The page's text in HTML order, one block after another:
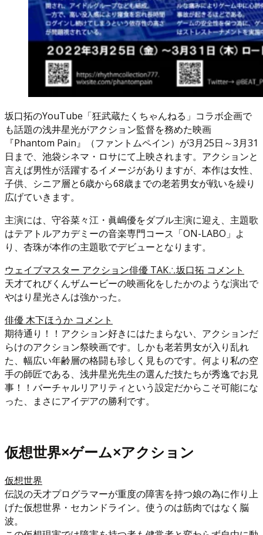
坂口拓のYouTube「狂武蔵たくちゃんねる」コラボ企画で
も話題の浅井星光がアクション監督を務めた映画
『Phantom Pain』（ファントムペイン）が3月25日～3月31
日まで、池袋シネマ・ロサにて上映されます。アクションと
言えば男性が活躍するイメージがありますが、本作は女性、
子供、シニア層と6歳から68歳までの老若男女が戦いを繰り
広げていきます。
主演には、守谷菜々江・眞嶋優をダブル主演に迎え、主題歌
はテアトルアカデミーの音楽専門コース「ON-LABO」よ
り、杏珠が本作の主題歌でデビューとなります。
ウェイブマスター アクション俳優 TAK∴坂口拓 コメント
天才てれびくんザムービーの映画化をしたかのような演出で
やはり星光さんは強かった。
俳優 木下ほうか コメント
期待通り！！アクション好きにはたまらない、アクションだ
らけのアクション祭映画です。しかも老若男女が入り乱れ
た、幅広い年齢層の格闘も珍しく見ものです。何より私の空
手の師匠である、浅井星光先生の選んだ技たちが秀逸でお見
事！！バーチャルリアリティという設定だからこそ可能にな
った、まさにアイデアの勝利です。
仮想世界×ゲーム×アクション
仮想世界
伝説の天才プログラマーが重度の障害を持つ娘の為に作り上
げた仮想世界・セカンドライン。使うのは筋肉ではなく脳
波。